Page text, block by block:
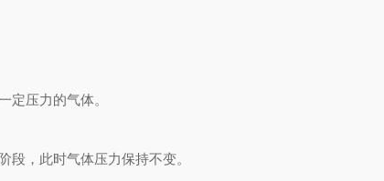
压力的气体。
，此时气体压力保持不变。